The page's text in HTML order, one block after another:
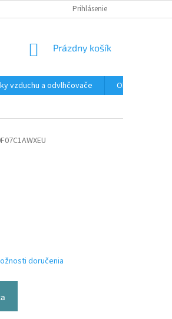
Prihlásenie
NÁKUPNÝ
Prázdny košík
vzduchu a odvlhčovače
Ohrev TÚV a
doručenia